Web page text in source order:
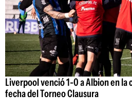
Liverpool venció 1-0 a Albion en
fecha del Torneo Clausura